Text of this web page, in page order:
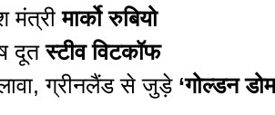
मंत्रीमार्को रुबियो
दूतस्टीव विटकॉफ
ग्रीनलैंड से जुड़े ‘गोल्डन